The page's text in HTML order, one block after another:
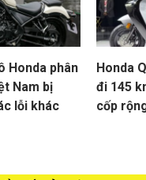
Honda phân
Nam bị
lỗi khác
Honda
đi 145
cốp